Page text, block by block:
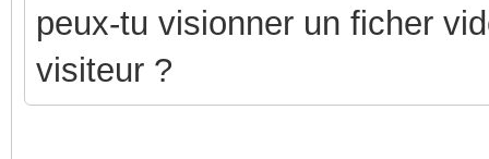
peux-tu visionner un ficher
visiteur ?